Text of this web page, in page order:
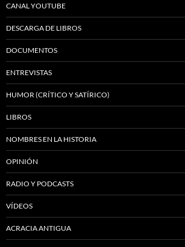
CANAL YOUTUBE
DESCARGA DE LIBROS
DOCUMENTOS
ENTREVISTAS
HUMOR (CRÍTICO Y SATÍRICO)
LIBROS
NOMBRES EN LA HISTORIA
OPINIÓN
RADIO Y PODCASTS
VÍDEOS
ACRACIA ANTIGUA